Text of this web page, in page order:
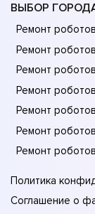
ВЫБОР
Ремонт
Ремонт
Ремонт
Ремонт
Ремонт
Ремонт
Ремонт
Политика
Соглашение о